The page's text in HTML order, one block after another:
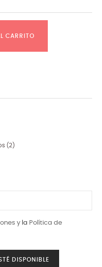
CARRITO
(2 )
y la Política de
DISPONIBLE